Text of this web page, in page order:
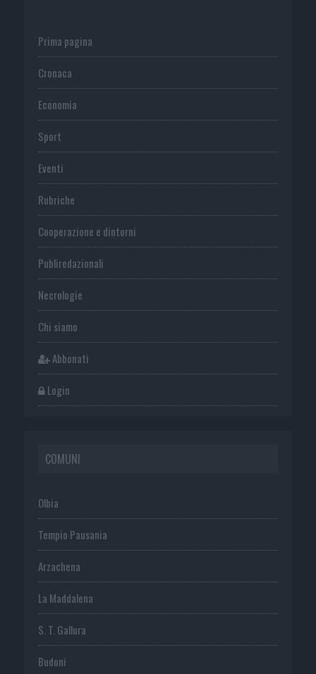
Prima pagina
Cronaca
Economia
Sport
Eventi
Rubriche
Cooperazione e dintorni
Publiredazionali
Necrologie
Chi siamo
Abbonati
Login
COMUNI
Olbia
Tempio Pausania
Arzachena
La Maddalena
S. T. Gallura
Budoni